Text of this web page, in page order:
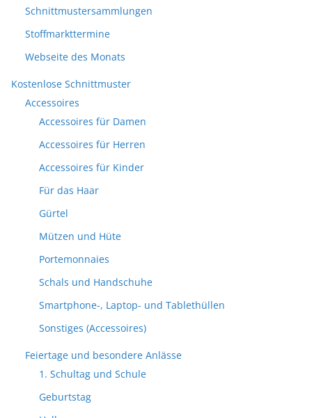
Schnittmustersammlungen
Stoffmarkttermine
Webseite des Monats
Kostenlose Schnittmuster
Accessoires
Accessoires für Damen
Accessoires für Herren
Accessoires für Kinder
Für das Haar
Gürtel
Mützen und Hüte
Portemonnaies
Schals und Handschuhe
Smartphone-, Laptop- und Tablethüllen
Sonstiges (Accessoires)
Feiertage und besondere Anlässe
1. Schultag und Schule
Geburtstag